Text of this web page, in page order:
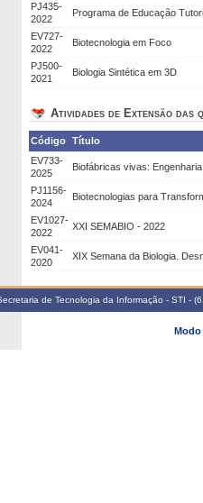
PJ435-
2022
Programa de Educação
EV727-
2022
Biotecnologia em Foco
PJ500-
2021
Biologia Sintética em 3D
Atividades de Extensão das
Código Título
EV733-
2025
Biofábricas vivas:
PJ1156-
2024
Biotecnologias para
EV1027-
2022
XXI SEMABIO - 2022
EV041-
2020
XIX Semana da Biologia.
de Tecnologia da Informação - STI -
Modo